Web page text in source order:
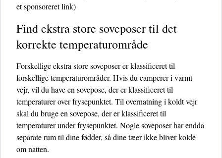
et sponsoreret link)
Find ekstra store soveposer til det
korrekte temperaturområde
Forskellige ekstra store soveposer er klassificeret til
forskellige temperaturområder. Hvis du camperer i varmt
vejr, vil du have en sovepose, der er klassificeret til
temperaturer over frysepunktet. Til overnatning i koldt vejr
skal du bruge en sovepose, der er klassificeret til
temperaturer under frysepunktet. Nogle soveposer har endda
separate rum til dine fødder, så dine tæer ikke bliver kolde
om natten.